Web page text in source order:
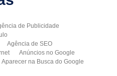
de Publicidade
Agência de SEO
Anúncios no Google
Aparecer na Busca do Google